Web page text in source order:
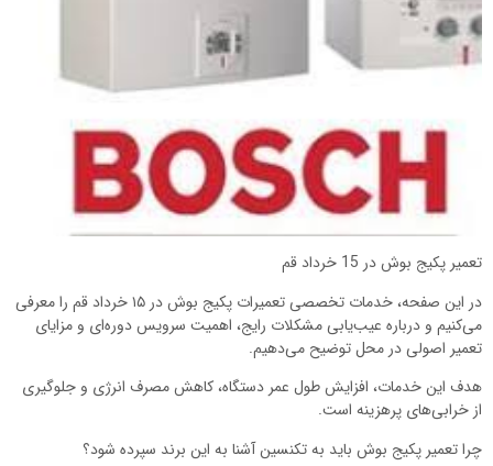
تعمیر پکیج بوش در 15 خرداد قم
در این صفحه، خدمات تخصصی تعمیرات پکیج بوش در ۱۵ خرداد قم را معرفی
می‌کنیم و درباره عیب‌یابی مشکلات رایج، اهمیت سرویس دوره‌ای و مزایای
تعمیر اصولی در محل توضیح می‌دهیم.
هدف این خدمات، افزایش طول عمر دستگاه، کاهش مصرف انرژی و جلوگیری
از خرابی‌های پرهزینه است.
چرا تعمیر پکیج بوش باید به تکنسین آشنا به این برند سپرده شود؟